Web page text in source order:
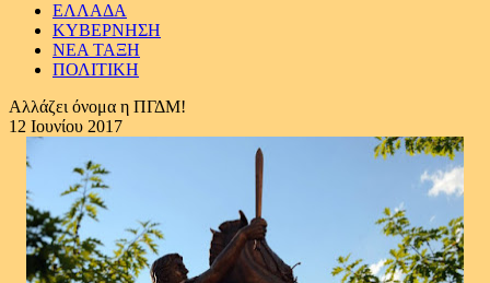
ΕΛΛΑΔΑ
ΚΥΒΕΡΝΗΣΗ
ΝΕΑ ΤΑΞΗ
ΠΟΛΙΤΙΚΗ
Αλλάζει όνομα η ΠΓΔΜ!
12 Ιουνίου 2017